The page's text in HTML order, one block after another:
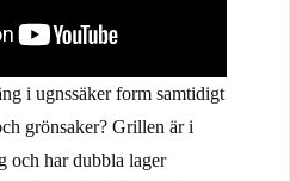
i ugnssäker form samtidigt
grönsaker? Grillen är i
och har dubbla lager